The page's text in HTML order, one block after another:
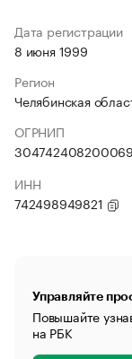
Дата регистрации
8 июня 1999
Регион
Челябинская
ОГРНИП
304742408200069
ИНН
742498949821
Управляйте
Повышайте
на РБК